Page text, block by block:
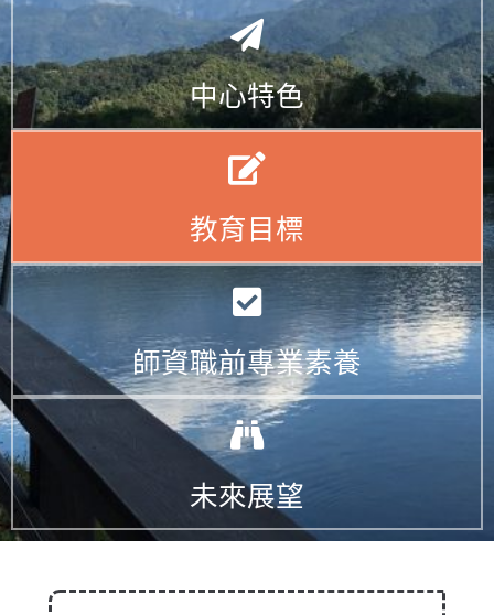
中心特色
教育目標
師資職前專業素養
未來展望